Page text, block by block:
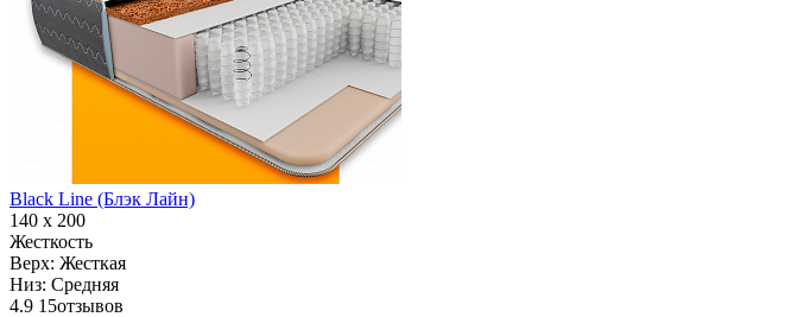
Black Line (Блэк Лайн)
140 х 200
Жесткость
Верх: Жесткая
Низ: Средняя
4.9 15отзывов